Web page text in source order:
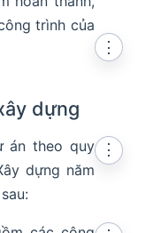
trình của
dựng
⋮
án theo quy
dựng năm
⋮